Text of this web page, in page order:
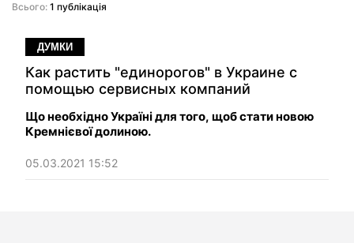
Всього: 1 публікація
ДУМКИ
Как растить "единорогов" в Украине с
помощью сервисных компаний
Що необхідно Україні для того, щоб стати новою
Кремнієвої долиною.
05.03.2021 15:52